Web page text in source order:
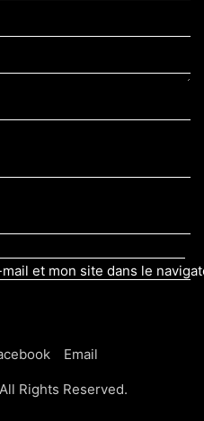
et mon site dans le
Email
Rights Reserved.